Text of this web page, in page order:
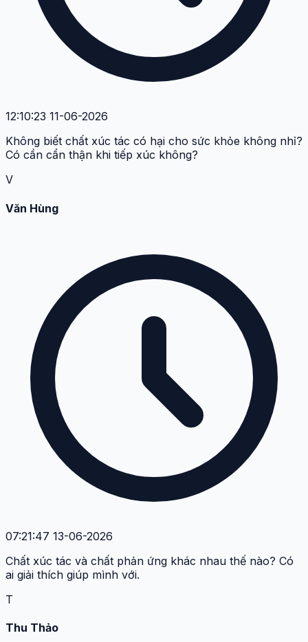
12:10:23 11-06-2026
Không biết chất xúc tác có hại cho sức khỏe không nhỉ?
Có cần cẩn thận khi tiếp xúc không?
V
Văn Hùng
07:21:47 13-06-2026
Chất xúc tác và chất phản ứng khác nhau thế nào? Có
ai giải thích giúp mình với.
T
Thu Thảo